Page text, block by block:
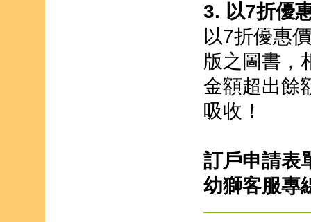
3. 以7折優
以7折優惠
版之圖書，
金額超出餘
吸收！
訂戶申請表
幼獅客服專